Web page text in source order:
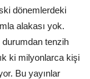
dönemlerdeki
alakası yok.
durumdan tenzih
ki milyonlarca kişi
Bu yayınlar